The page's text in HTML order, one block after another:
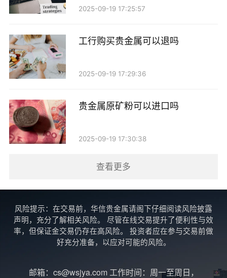
望通过基金实现分散投资的个人。
4. 期货和期权交易：对于有一定投资经验的个人投
资者，可以通过期货和期权等金融衍生品进行贵金属投
者。
三、购买贵金属需要注意的事项
尽管个人在周末可以方便地购买贵金属，但在投资
1. 选择正规渠道：确保选择信誉良好的商家或平台
进行购买，避免上当受骗。查看商家的资质和客户评价
非常重要。
2025-09-19 17:25:57
工行购买贵金属可以退吗
2025-09-19 17:29:36
贵金属原矿粉可以进口吗
2025-09-19 17:30:38
查看更多
风险提示：在交易前，华信贵金属请阁下仔细阅读风险披露
声明，充分了解相关风险。 尽管在线交易提升了便利性与效
率，但保证金交易仍存在高风险。 投资者应在参与交易前做
好充分准备，以应对可能的风险。
邮箱：cs@wsjya.com 工作时间：周一至周日，